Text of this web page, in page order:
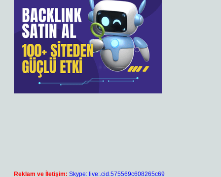
Reklam ve İletişim: Skype: live:.cid.575569c608265c69